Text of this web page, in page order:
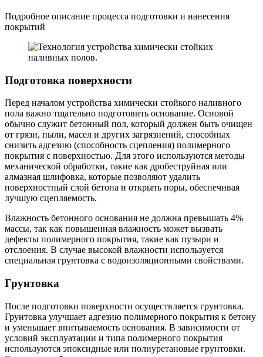
Подробное описание процесса подготовки и нанесения
покрытий
Подготовка поверхности
Перед началом устройства химически стойкого наливного
пола важно тщательно подготовить основание. Основой
обычно служит бетонный пол, который должен быть очищен
от грязи, пыли, масел и других загрязнений, способных
снизить адгезию (способность сцепления) полимерного
покрытия с поверхностью. Для этого используются методы
механической обработки, такие как дробеструйная или
алмазная шлифовка, которые позволяют удалить
поверхностный слой бетона и открыть поры, обеспечивая
лучшую сцепляемость.
Влажность бетонного основания не должна превышать 4%
массы, так как повышенная влажность может вызвать
дефекты полимерного покрытия, такие как пузыри и
отслоения. В случае высокой влажности используется
специальная грунтовка с водоизоляционными свойствами.
Грунтовка
После подготовки поверхности осуществляется грунтовка.
Грунтовка улучшает адгезию полимерного покрытия к бетону
и уменьшает впитываемость основания. В зависимости от
условий эксплуатации и типа полимерного покрытия
используются эпоксидные или полиуретановые грунтовки.